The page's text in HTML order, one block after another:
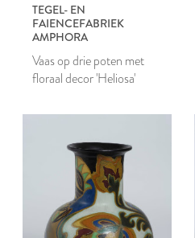
TEGEL- EN
FAIENCEFABRIEK
AMPHORA
Vaas op drie poten met
floraal decor 'Heliosa'